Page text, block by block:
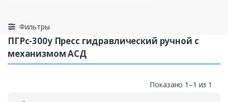
Фильтры
ПГРс-300у Пресс гидравлический ручной с
механизмом АСД
Показано 1–1 из 1